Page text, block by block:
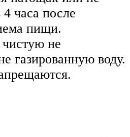
часа после
пищи.
не
газированную воду.